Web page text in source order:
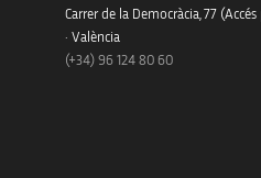
Carrer de la Democràcia, 77
· València
(+34) 96 124 80 60